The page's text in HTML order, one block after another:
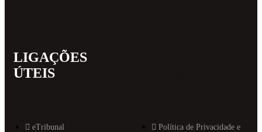
LIGAÇÕES
ÚTEIS
eTribunal
Política de Privacidade e